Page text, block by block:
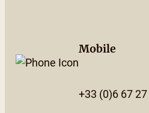
Mobile
+33 (0)6 67